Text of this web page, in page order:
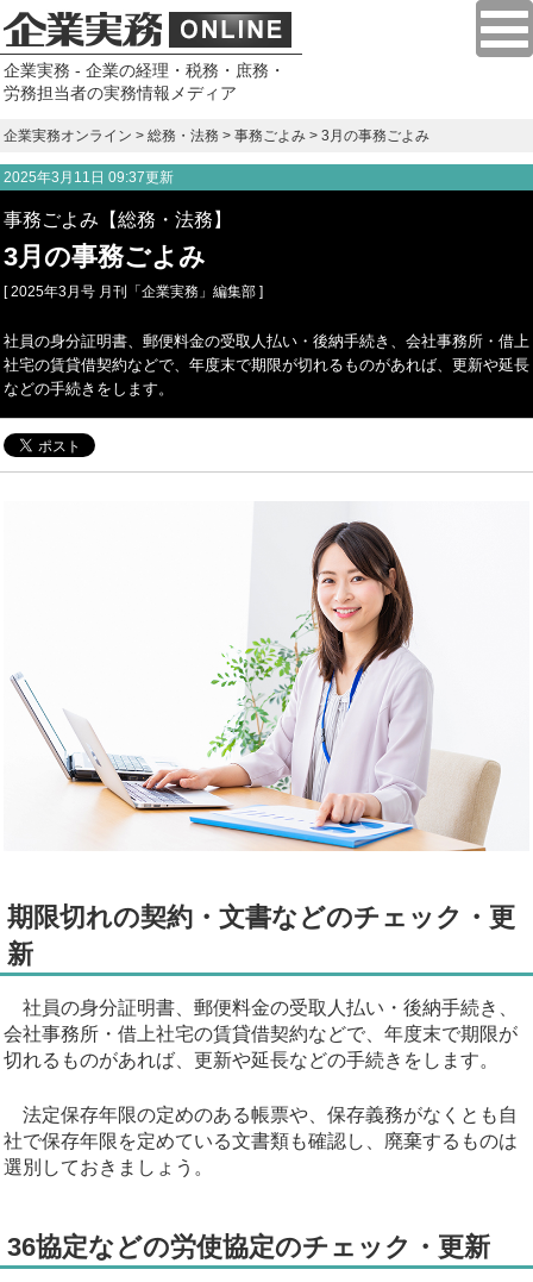
企業実務 - 企業の経理・税務・庶務・
労務担当者の実務情報メディア
企業実務オンライン > 総務・法務 > 事務ごよみ > 3月の事務ごよみ
2025年3月11日 09:37更新
事務ごよみ【総務・法務】
3月の事務ごよみ
[ 2025年3月号 月刊「企業実務」編集部 ]
社員の身分証明書、郵便料金の受取人払い・後納手続き、会社事務所・借上
社宅の賃貸借契約などで、年度末で期限が切れるものがあれば、更新や延長
などの手続きをします。
期限切れの契約・文書などのチェック・更
新
社員の身分証明書、郵便料金の受取人払い・後納手続き、
会社事務所・借上社宅の賃貸借契約などで、年度末で期限が
切れるものがあれば、更新や延長などの手続きをします。
法定保存年限の定めのある帳票や、保存義務がなくとも自
社で保存年限を定めている文書類も確認し、廃棄するものは
選別しておきましょう。
36協定などの労使協定のチェック・更新